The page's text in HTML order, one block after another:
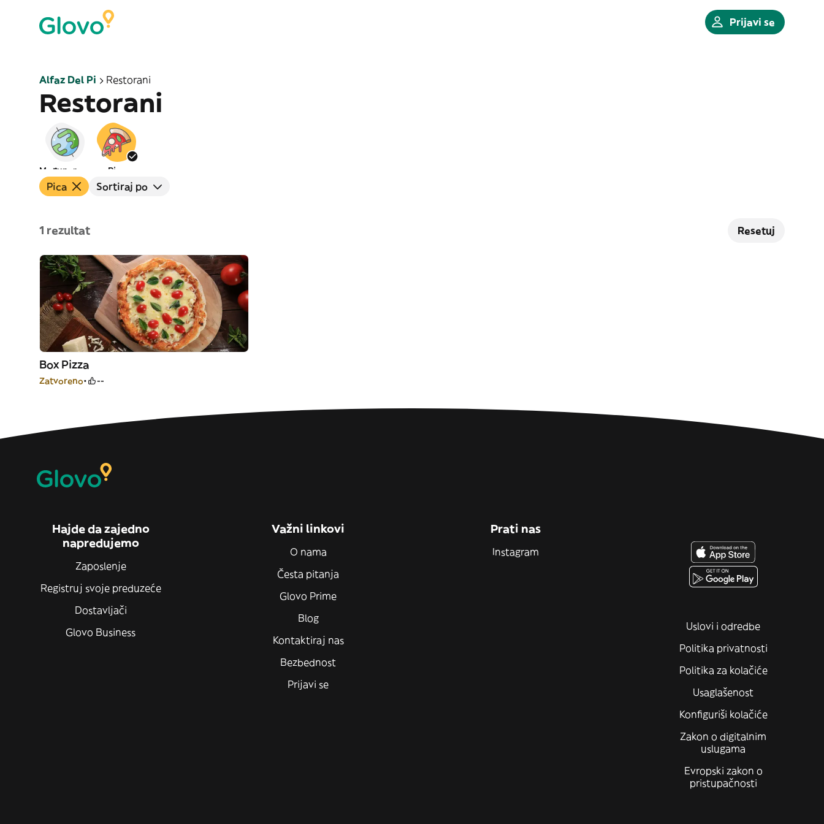
Prijavi se
Alfaz Del Pi Restorani
Restorani
Pica
Pica Sortiraj po
1 rezultat Resetuj
Box Pizza
Zatvoreno --
Hajde da zajedno
napredujemo
Zaposlenje
Registruj svoje preduzeće
Dostavljači
Glovo Business
Važni linkovi
O nama
Česta pitanja
Glovo Prime
Blog
Kontaktiraj nas
Bezbednost
Prijavi se
Prati nas
Instagram
Uslovi i odredbe
Politika privatnosti
Politika za kolačiće
Usaglašenost
Konfiguriši kolačiće
Zakon o digitalnim
uslugama
Evropski zakon o
pristupačnosti